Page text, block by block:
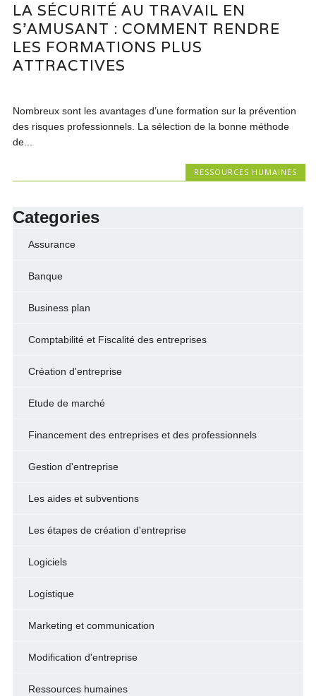
LA SÉCURITÉ AU TRAVAIL EN
S’AMUSANT : COMMENT RENDRE
LES FORMATIONS PLUS
ATTRACTIVES
Nombreux sont les avantages d’une formation sur la prévention
des risques professionnels. La sélection de la bonne méthode
de...
RESSOURCES HUMAINES
Categories
Assurance
Banque
Business plan
Comptabilité et Fiscalité des entreprises
Création d'entreprise
Etude de marché
Financement des entreprises et des professionnels
Gestion d'entreprise
Les aides et subventions
Les étapes de création d'entreprise
Logiciels
Logistique
Marketing et communication
Modification d'entreprise
Ressources humaines